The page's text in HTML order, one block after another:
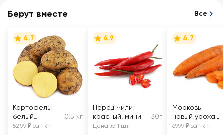
Берут вместе Все
4.7
Картофель
белый
молодой,
0.5 кг
52,99 ₽ за 1 кг
4.9
Перец Чили
красный, мини
30г
Цена за 1 шт
4.7
Морковь
новый урожай,
весовая
69,99 ₽ за 1 кг